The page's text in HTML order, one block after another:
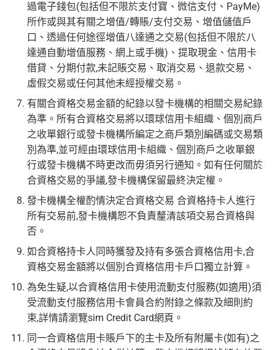
過電子錢包(包括但不限於支付寶、微信支付、PayMe)
所作或與其有關之增值/轉賬/支付交易、增值儲值戶
口、透過任何途徑增值八達通之交易(包括但不限於八
達通自動增值服務、網上或手機)、提取現金、信用卡
借貸、分期付款,未記賬交易、取消交易、退款交易、
虛假交易或任何其他未經授權交易。
有關合資格交易金額的紀錄以發卡機構的相關交易紀錄
為準。所有合資格交易將以環球信用卡組織、個別商戶
之收單銀行或發卡機構所編定之商戶類別編碼或交易類
別為準,並可經由環球信用卡組織、個別商戶之收單銀
行或發卡機構不時更改而毋須另行通知。如有任何關於
合資格交易的爭議,發卡機構保留最終決定權。
發卡機構全權酌情決定合資格交易 合資格持卡人進行
所有交易前,發卡機構恕不負責釐清該項交易合資格與
否。
如合資格持卡人同時獲發及持有多張合資格信用卡,合
資格交易金額將以個別合資格信用卡戶口獨立計算。
為免生疑,以合資格信用卡使用流動支付服務(如適用)須
受流動支付服務信用卡會員合約附錄之條款及細則約
束,詳情請瀏覽sim Credit Card網頁。
同一合資格信用卡賬戶下的主卡及所有附屬卡(如有)之